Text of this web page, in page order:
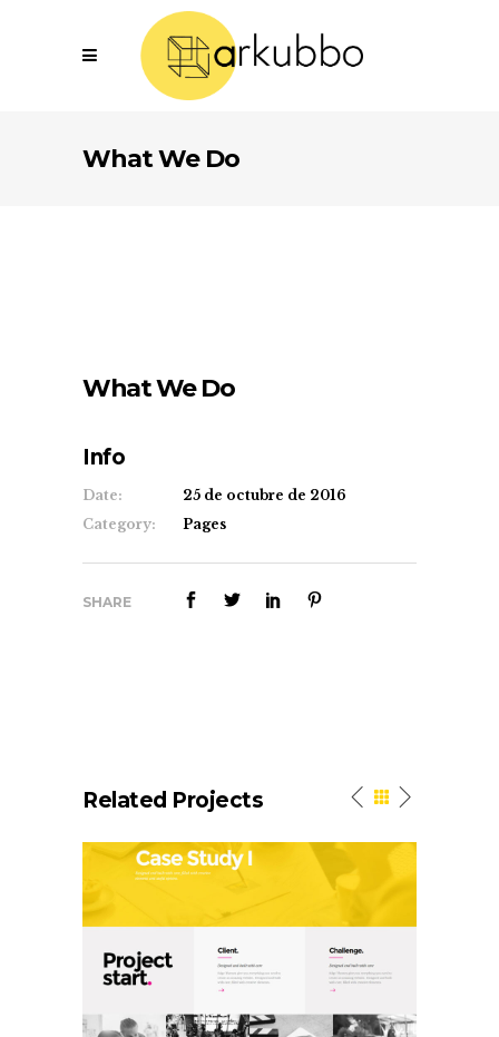
What We Do
What We Do
Info
Date:
25 de octubre de 2016
Category:
Pages
SHARE
Related Projects
Case Study